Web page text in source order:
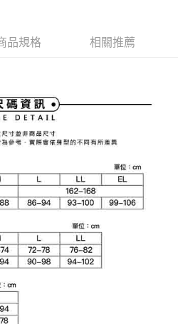
付你分期」於每月結算日後寄送繳費提
「超商條碼／台灣大直營門市／銀行轉
公司」（以下簡稱本公司）所提供，讓
商品或服務，並由商店將買賣／分期付款
用本公司帳單繳交帳款。
」之契約關係目的，商店將以您的個人
供予台灣大哥大進項蒐集、處理及利用，
資料之確認、核對及更正。
後才付款」的支付方式。 讓您購物簡單
再付款。
後付」後，將跳轉至「AFTEE先享後付」
通知簡訊。
點擊此簡訊中的連結，可透過四大超商／
付款，方視為交易完成。
立刻繳費，但若您需要取消訂單，請聯絡
後付 」之結帳頁面顯示為準，若有關於
款等相關疑問，請聯繫「AFTEE先享後付
support/home
提供之「AFTEE先享後付」服務完成之交
個人資料，並將交易相關給付款項請求債
品規格 相關推薦